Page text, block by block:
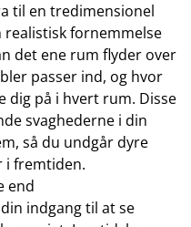
til en tredimensionel
realistisk fornemmelse
det ene rum flyder over
passer ind, og hvor
dig på i hvert rum. Disse
svaghederne i din
så du undgår dyre
i fremtiden.
end
indgang til at se